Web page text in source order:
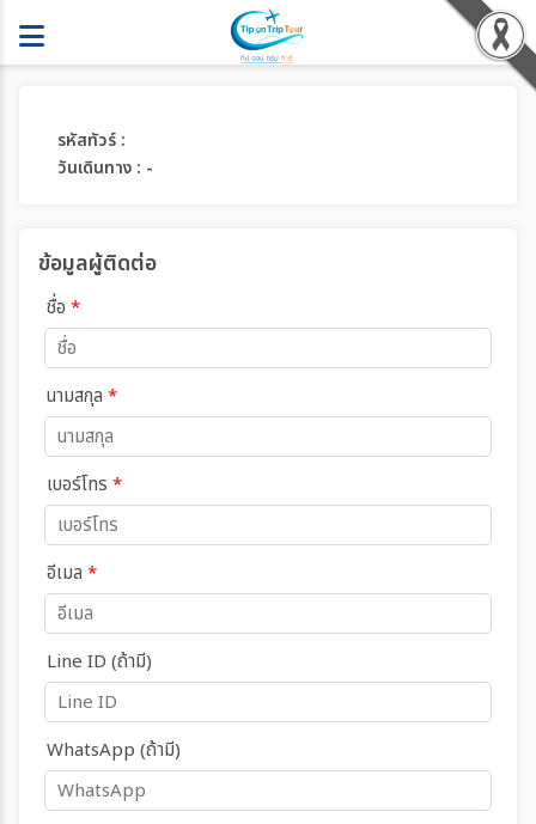
รหัสทัวร์ :
วันเดินทาง : -
ข้อมูลผู้ติดต่อ
ชื่อ *
นามสกุล *
เบอร์โทร *
อีเมล *
Line ID (ถ้ามี)
WhatsApp (ถ้ามี)